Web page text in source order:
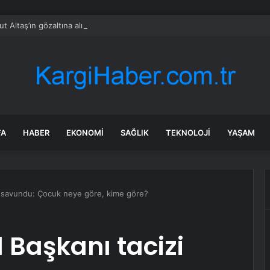
Altaş’ın gözaltına alındığı anlar ortaya çıktı
HABER EKONOMI SAĞLIK TEKNOLOJI YAŞAM
savundu: Çocuk neye göre, kime göre?
Başkanı tacizi